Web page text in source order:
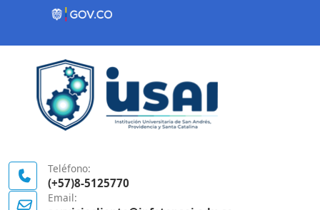
Contenido inicial
Teléfono:
(+57)8-5125770
Email: